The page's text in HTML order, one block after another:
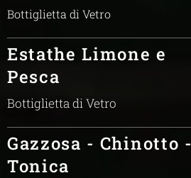
Bottiglietta di Vetro
Estathe Limone e
Pesca
Bottiglietta di Vetro
Gazzosa - Chinotto -
Tonica